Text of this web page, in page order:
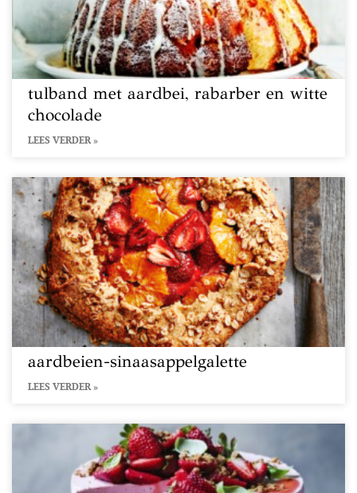
tulband met aardbei, rabarber en witte
chocolade
LEES VERDER »
aardbeien-sinaasappelgalette
LEES VERDER »